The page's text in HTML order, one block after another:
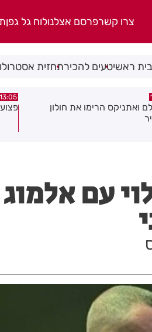
צרו קשרפרסם אצלנולוח גל גפן
ראשיטעים להכירתחזית
בתאונת אופנוע במרכז חולון
08:58
עם אלמוג